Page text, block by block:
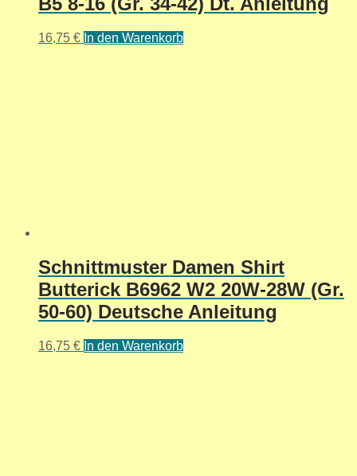
16,75 € In den Warenkorb
Schnittmuster Damen Shirt
Butterick B6962 W2 20W-28W (Gr.
50-60) Deutsche Anleitung
16,75 € In den Warenkorb